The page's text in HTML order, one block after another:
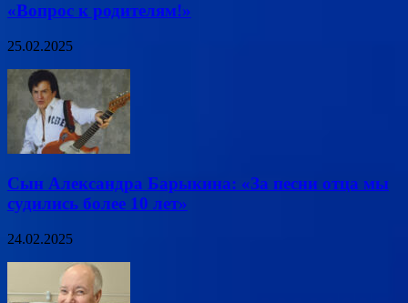
«Вопрос к родителям!»
25.02.2025
Сын Александра Барыкина: «За песни отца мы
судились более 10 лет»
24.02.2025